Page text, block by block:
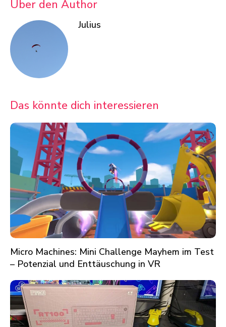
Über den Author
Julius
Das könnte dich interessieren
Micro Machines: Mini Challenge Mayhem im Test
– Potenzial und Enttäuschung in VR